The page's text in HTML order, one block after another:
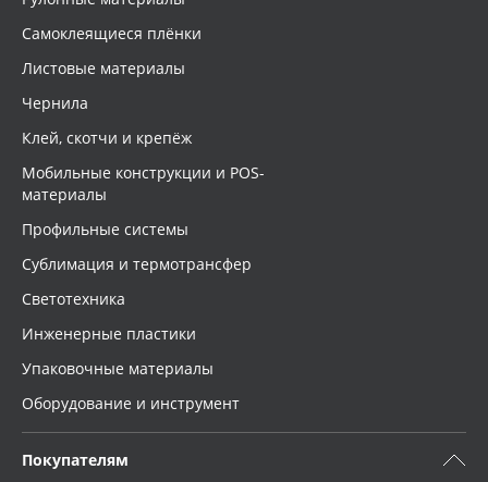
Самоклеящиеся плёнки
Листовые материалы
Чернила
Клей, скотчи и крепёж
Мобильные конструкции и POS-
материалы
Профильные системы
Сублимация и термотрансфер
Светотехника
Инженерные пластики
Упаковочные материалы
Оборудование и инструмент
Покупателям